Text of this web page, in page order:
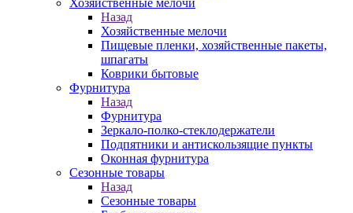
Хозяйственные мелочи
Назад
Хозяйственные мелочи
Пищевые пленки, хозяйственные пакеты,
шпагаты
Коврики бытовые
Фурнитура
Назад
Фурнитура
Зеркало-полко-стеклодержатели
Подпятники и антискользящие пункты
Оконная фурнитура
Сезонные товары
Назад
Сезонные товары